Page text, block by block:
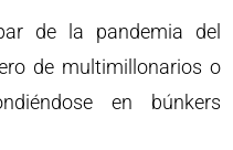
de la pandemia del
de multimillonarios o
en búnkers